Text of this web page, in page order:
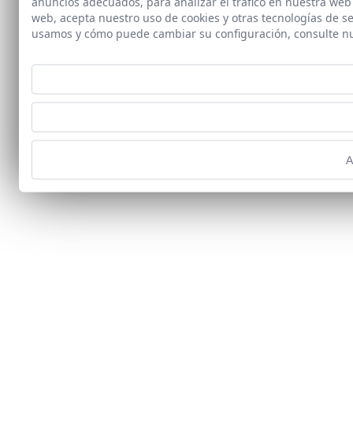
web, acepta nuestro uso de cookies y otras tecnologías de
usamos y cómo puede cambiar su configuración, consulte